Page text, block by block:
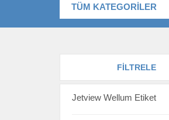
TÜM KATEGORİLER
FİLTRELE
Jetview Wellum Etiket